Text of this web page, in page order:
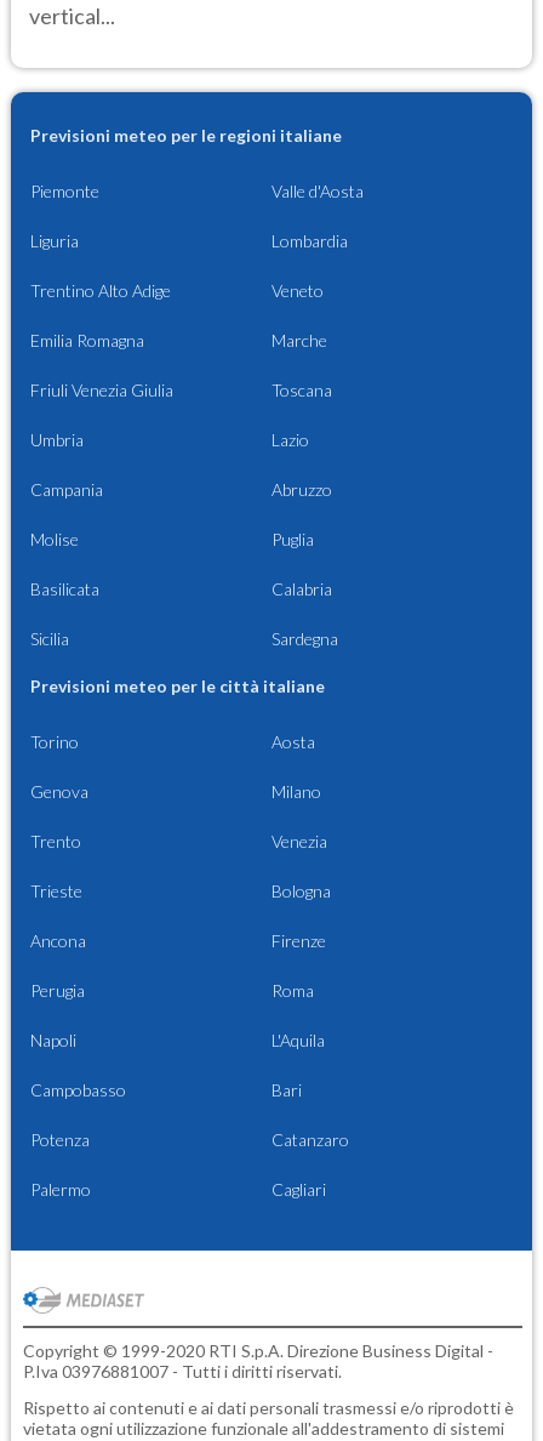
vertical...
Previsioni meteo per le regioni italiane
Piemonte Valle d'Aosta
Liguria Lombardia
Trentino Alto Adige Veneto
Emilia Romagna Marche
Friuli Venezia Giulia Toscana
Umbria Lazio
Campania Abruzzo
Molise Puglia
Basilicata Calabria
Sicilia Sardegna
Previsioni meteo per le città italiane
Torino Aosta
Genova Milano
Trento Venezia
Trieste Bologna
Ancona Firenze
Perugia Roma
Napoli L'Aquila
Campobasso Bari
Potenza Catanzaro
Palermo Cagliari
Copyright © 1999-2020 RTI S.p.A. Direzione Business Digital -
P.Iva 03976881007 - Tutti i diritti riservati.
Rispetto ai contenuti e ai dati personali trasmessi e/o riprodotti è
vietata ogni utilizzazione funzionale all'addestramento di sistemi